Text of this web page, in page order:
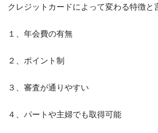
クレジットカードによって変わる特徴と
１、年会費の有無
２、ポイント制
３、審査が通りやすい
４、パートや主婦でも取得可能